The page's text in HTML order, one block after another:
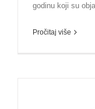
godinu koji su
Pročitaj više